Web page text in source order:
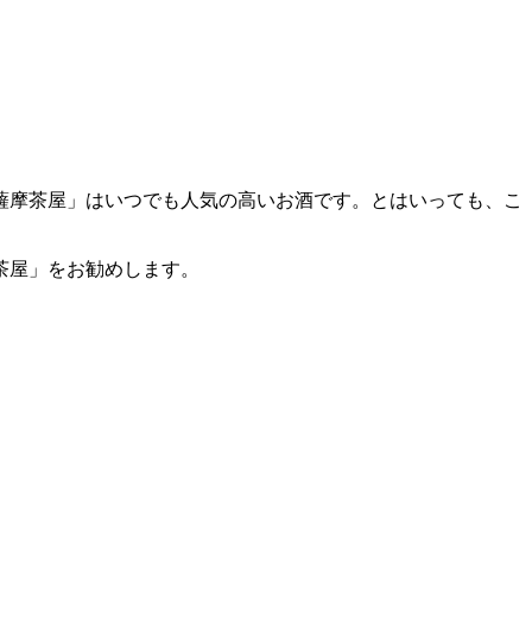
茶屋」はいつでも人気の高いお酒です。とはいっても、こ
」をお勧めします。